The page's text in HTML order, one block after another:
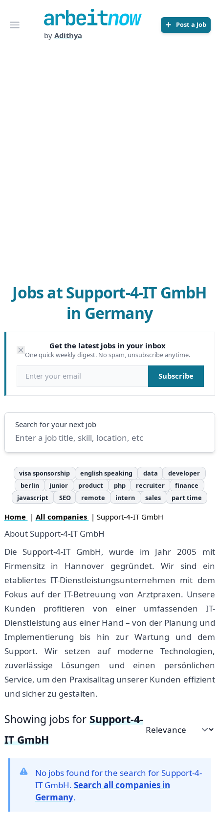
Open menu
Arbeitnow
by Adithya
Post a Job
Jobs at Support-4-IT GmbH
in Germany
Get the latest jobs in your inbox
One quick weekly digest. No spam, unsubscribe anytime.
Email address Subscribe
Search
Search for your next job
visa sponsorship english speaking data
developer
berlin
junior product php recruiter
finance
javascript
SEO remote intern sales part time
Home | All companies | Support-4-IT GmbH
About Support-4-IT GmbH
Die Support-4-IT GmbH, wurde im Jahr 2005 mit
Firmensitz in Hannover gegründet. Wir sind ein
etabliertes IT-Dienstleistungsunternehmen mit dem
Fokus auf der IT-Betreuung von Arztpraxen. Unsere
Kunden profitieren von einer umfassenden IT-
Dienstleistung aus einer Hand – von der Planung und
Implementierung bis hin zur Wartung und dem
Support. Wir setzen auf moderne Technologien,
zuverlässige Lösungen und einen persönlichen
Service, um den Praxisalltag unserer Kunden effizient
und sicher zu gestalten.
Showing jobs for Support-4-
IT GmbH
Sort by
No jobs found for the search for Support-4-
IT GmbH. Search all companies in
Germany.